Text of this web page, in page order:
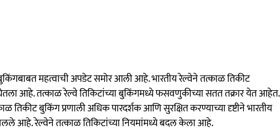
महत्वाची अपडेट समोर आली आहे. भारतीय रेल्वेने तत्काळ तिकीट
आहे. तत्काळ रेल्वे तिकिटांच्या बुकिंगमध्ये फसवणुकीच्या सतत तक्रार येत आहेत.
तिकीट बुकिंग प्रणाली अधिक पारदर्शक आणि सुरक्षित करण्याच्या दृष्टीने भारतीय
आहे. रेल्वेने तत्काळ तिकिटांच्या नियमांमध्ये बदल केला आहे.